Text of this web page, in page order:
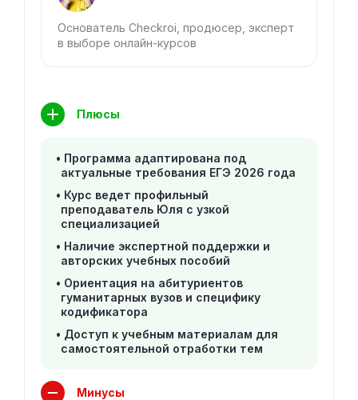
Основатель Checkroi, продюсер, эксперт
в выборе онлайн-курсов
Плюсы
Программа адаптирована под
актуальные требования ЕГЭ 2026 года
Курс ведет профильный
преподаватель Юля с узкой
специализацией
Наличие экспертной поддержки и
авторских учебных пособий
Ориентация на абитуриентов
гуманитарных вузов и специфику
кодификатора
Доступ к учебным материалам для
самостоятельной отработки тем
Минусы